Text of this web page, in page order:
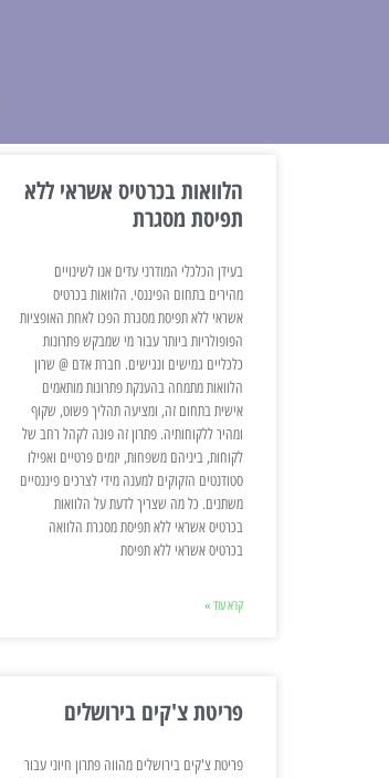
הלוואות בכרטיס אשראי ללא
תפיסת מסגרת
בעידן הכלכלי המודרני עדים אנו לשינויים
מהירים בתחום הפיננסי. הלוואות בכרטיס
אשראי ללא תפיסת מסגרת הפכו לאחת האופציות
הפופולריות ביותר עבור מי שמבקש פתרונות
כלכליים גמישים ונגישים. חברת אדם @ שרון
הלוואות מתמחה בהענקת פתרונות מותאמים
אישית בתחום זה, ומציעה תהליך פשוט, שקוף
ומהיר ללקוחותיה. פתרון זה פונה לקהל רחב של
לקוחות, ביניהם משפחות, יזמים פרטיים ואפילו
סטודנטים הזקוקים למענה מידי לצרכים פיננסיים
משתנים. כל מה שצריך לדעת על הלוואות
בכרטיס אשראי ללא תפיסת מסגרת הלוואה
בכרטיס אשראי ללא תפיסת
קרא עוד »
פריטת צ'קים בירושלים
פריטת צ'קים בירושלים מהווה פתרון חיוני עבור